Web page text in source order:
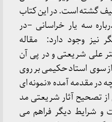
گشته است. در این کتاب
سه یار خراسانی –در
نیز وجود دارد: مقاله
علی شریعتی و در پی آن
سوی استاد حکیمی بر روی
در مقدمه آمده «نمونه ای
تصحیح آثار شریعتی مد
و شرایط دیگر فراهم می